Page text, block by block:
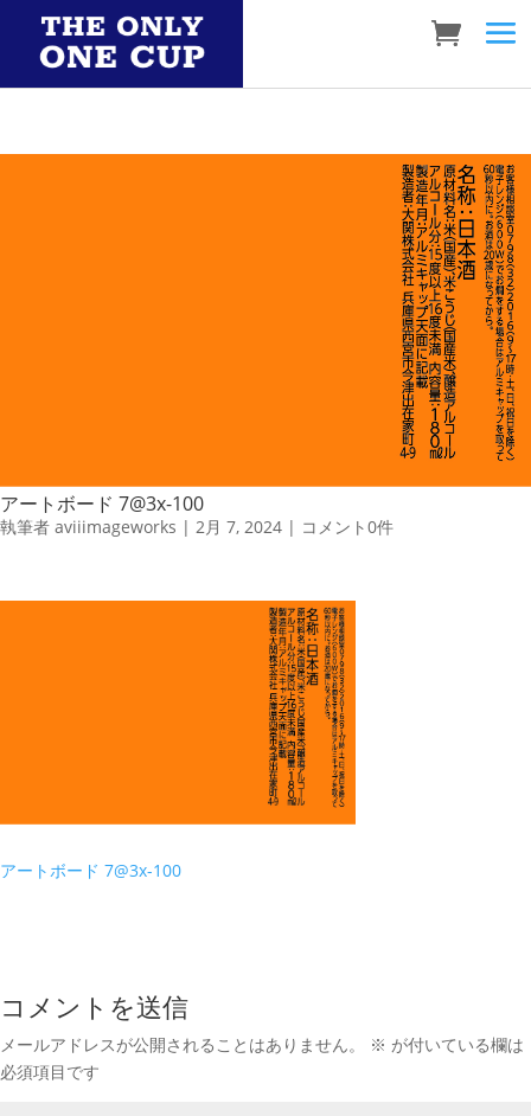
アートボード 7@3x-100
執筆者 aviiimageworks | 2月 7, 2024 | コメント0件
アートボード 7@3x-100
コメントを送信
メールアドレスが公開されることはありません。 ※ が付いている欄は
必須項目です